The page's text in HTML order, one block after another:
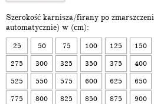
Szerokość karnisza/firany po
automatycznie) w (cm):
25 50 75 100 125 150
275 300 325 350 375 400
525 550 575 600 625 650
775 800 825 850 875 900